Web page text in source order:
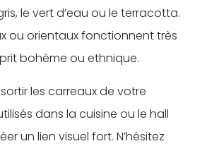
le vert d’eau ou le terracotta.
ou orientaux fonctionnent très
bohème ou ethnique.
les carreaux de votre
dans la cuisine ou le hall
un lien visuel fort. N’hésitez